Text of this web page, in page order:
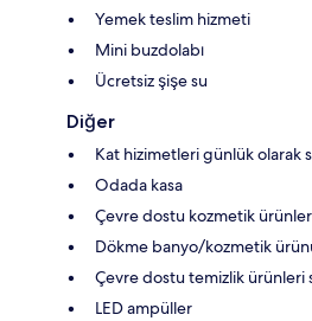
Yemek teslim hizmeti
Mini buzdolabı
Ücretsiz şişe su
Diğer
Kat hizimetleri günlük olarak
Odada kasa
Çevre dostu kozmetik
Dökme banyo/kozmetik ürünü
Çevre dostu temizlik ürünleri
LED ampüller